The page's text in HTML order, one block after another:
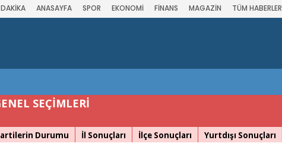
ANASAYFA SPOR EKONOMİ FİNANS MAGAZİN TÜM HABERLER
SEÇİMLERİ
Durumu İl Sonuçları İlçe Sonuçları Yurtdışı Sonuçları